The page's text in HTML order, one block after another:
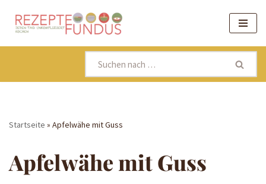
Zum
Inhalt
Startseite » Apfelwähe mit Guss
Apfelwähe mit Guss